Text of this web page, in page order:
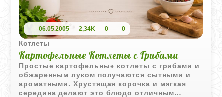
06.05.2005 2,34K 0 0
Котлеты
Картофельные Котлеты с Грибами
Простые картофельные котлеты с грибами и
обжаренным луком получаются сытными и
ароматными. Хрустящая корочка и мягкая
середина делают это блюдо отличным